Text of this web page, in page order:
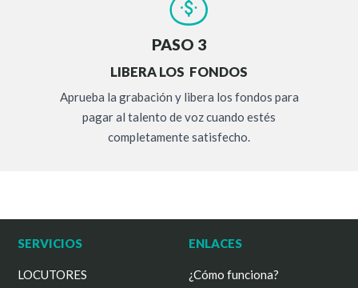
PASO 3
LIBERA LOS FONDOS
Aprueba la grabación y libera los fondos para
pagar al talento de voz cuando estés
completamente satisfecho.
SERVICIOS
LOCUTORES
ENLACES
¿Cómo funciona?